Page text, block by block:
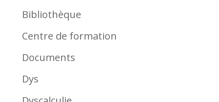
Bibliothèque
Centre de formation
Documents
Dys